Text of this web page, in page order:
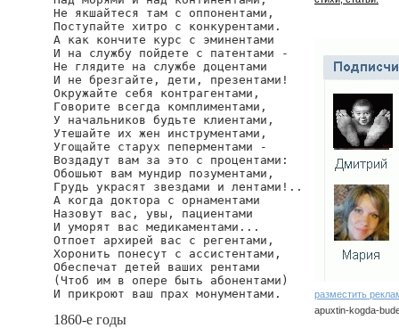
Не якшайтеся там с оппонентами,
Поступайте хитро с конкурентами.
А как кончите курс с эминентами
И на службу пойдете с патентами -
Не глядите на службе доцентами
И не брезгайте, дети, презентами!
Окружайте себя контрагентами,
Говорите всегда комплиментами,
У начальников будьте клиентами,
Утешайте их жен инструментами,
Угощайте старух пеперментами -
Воздадут вам за это с процентами:
Обошьют вам мундир позументами,
Грудь украсят звездами и лентами!..
А когда доктора с орнаментами
Назовут вас, увы, пациентами
И уморят вас медикаментами...
Отпоет архирей вас с регентами,
Хоронить понесут с ассистентами,
Обеспечат детей ваших рентами
(Чтоб им в опере быть абонентами)
И прикроют ваш прах монументами.
1860-е годы
разместить
apuxtin-kogda-